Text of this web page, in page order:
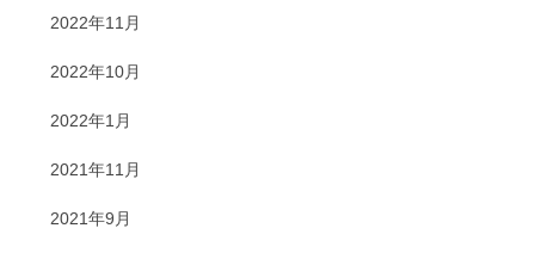
2022年11月
2022年10月
2022年1月
2021年11月
2021年9月